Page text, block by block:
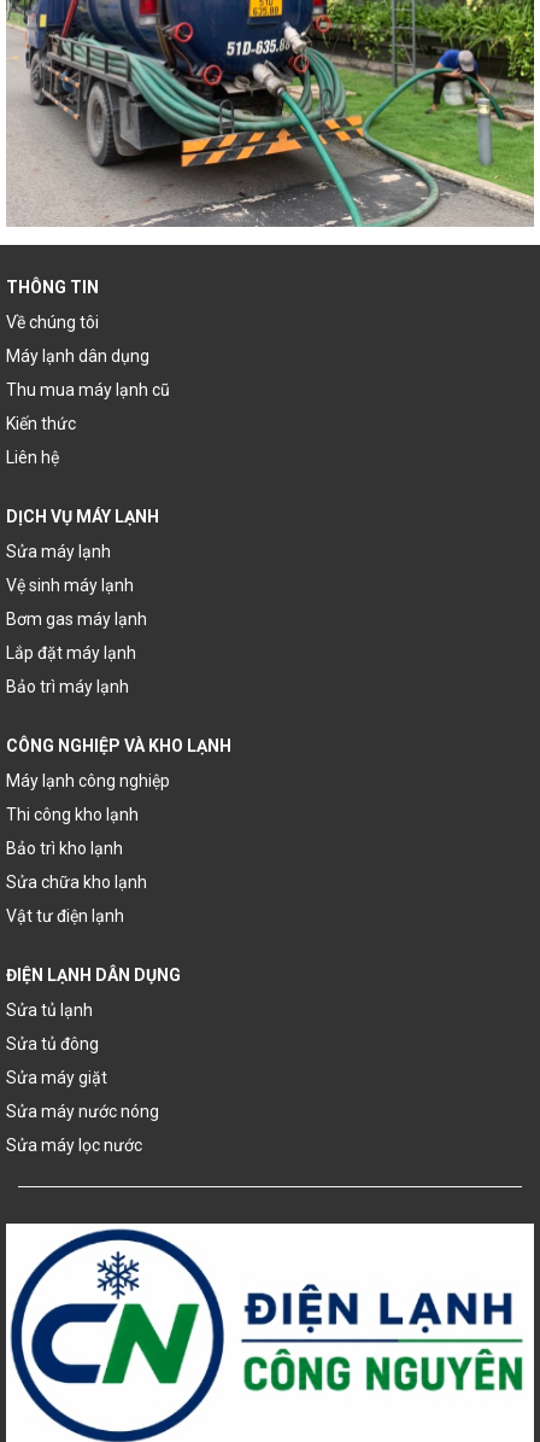
THÔNG TIN
Về chúng tôi
Máy lạnh dân dụng
Thu mua máy lạnh cũ
Kiến thức
Liên hệ
DỊCH VỤ MÁY LẠNH
Sửa máy lạnh
Vệ sinh máy lạnh
Bơm gas máy lạnh
Lắp đặt máy lạnh
Bảo trì máy lạnh
CÔNG NGHIỆP VÀ KHO LẠNH
Máy lạnh công nghiệp
Thi công kho lạnh
Bảo trì kho lạnh
Sửa chữa kho lạnh
Vật tư điện lạnh
ĐIỆN LẠNH DÂN DỤNG
Sửa tủ lạnh
Sửa tủ đông
Sửa máy giặt
Sửa máy nước nóng
Sửa máy lọc nước